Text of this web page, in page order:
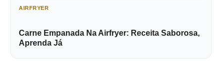
AIRFRYER
Carne Empanada Na Airfryer: Receita Saborosa,
Aprenda Já